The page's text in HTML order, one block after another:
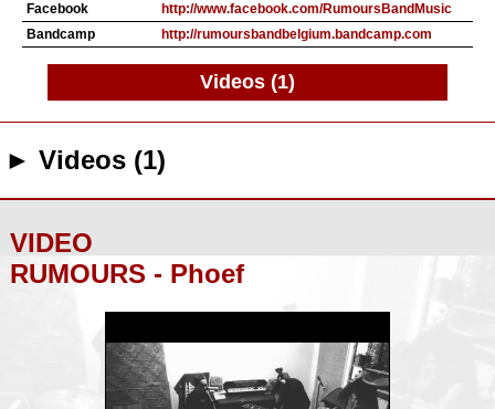
Facebook
http://www.facebook.com/RumoursBandMusic
Bandcamp
http://rumoursbandbelgium.bandcamp.com
Videos (1)
► Videos (1)
VIDEO
RUMOURS - Phoef